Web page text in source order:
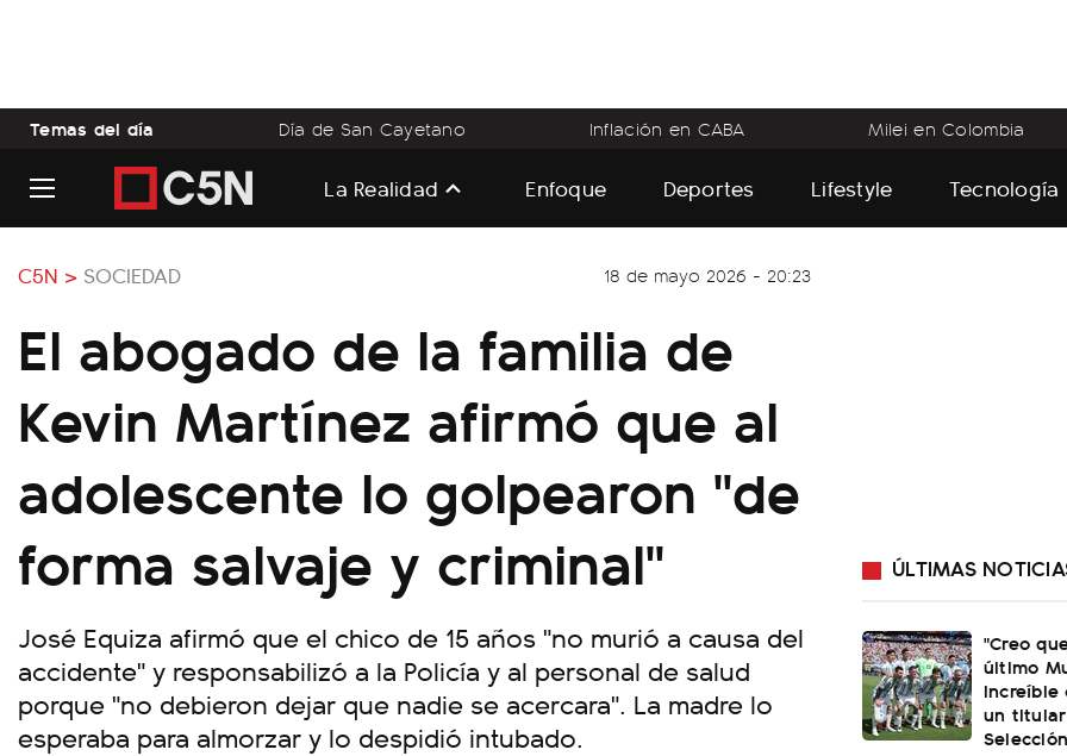
Temas del día Día de San Cayetano Inflación en CABA Milei en Colombia
La Realidad Enfoque Deportes Lifestyle Tecnología
C5N > SOCIEDAD 18 de mayo 2026 - 20:23
El abogado de la familia de
Kevin Martínez afirmó que al
adolescente lo golpearon "de
forma salvaje y criminal"
José Equiza afirmó que el chico de 15 años "no murió a causa del
accidente" y responsabilizó a la Policía y al personal de salud
porque "no debieron dejar que nadie se acercara". La madre lo
esperaba para almorzar y lo despidió intubado.
ÚLTIMAS
"Creo
último
increíble
un